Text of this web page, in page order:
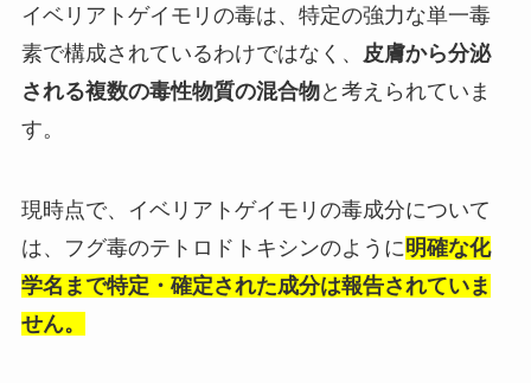
イベリアトゲイモリの毒は、特定の強力な単一毒
素で構成されているわけではなく、
皮膚から分泌
される複数の毒性物質の混合物と考えられていま
す。
現時点で、イベリアトゲイモリの毒成分について
は、フグ毒のテトロドトキシンのように明確な化
学名まで特定・確定された成分は報告されていま
せん。